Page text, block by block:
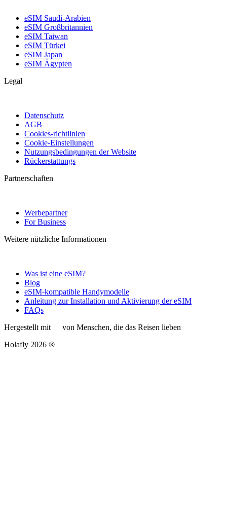
eSIM Saudi-Arabien
eSIM Großbritannien
eSIM Taiwan
eSIM Türkei
eSIM Japan
eSIM Ägypten
Legal
Datenschutz
AGB
Cookies-richtlinien
Cookie-Einstellungen
Nutzungsbedingungen der Website
Rückerstattungs
Partnerschaften
Werbepartner
For Business
Weitere nützliche Informationen
Was ist eine eSIM?
Blog
eSIM-kompatible Handymodelle
Anleitung zur Installation und Aktivierung der eSIM
FAQs
Hergestellt mit
von Menschen, die das Reisen lieben
Holafly 2026 ®